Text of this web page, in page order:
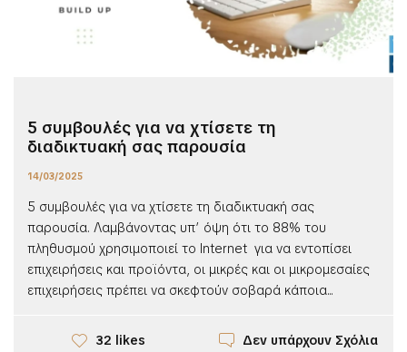
5 συμβουλές για να χτίσετε τη
διαδικτυακή σας παρουσία
14/03/2025
5 συμβουλές για να χτίσετε τη διαδικτυακή σας
παρουσία. Λαμβάνοντας υπ’ όψη ότι το 88% του
πληθυσμού χρησιμοποιεί το Internet για να εντοπίσει
επιχειρήσεις και προϊόντα, οι μικρές και οι μικρομεσαίες
επιχειρήσεις πρέπει να σκεφτούν σοβαρά κάποια...
32 likes Δεν υπάρχουν Σχόλια